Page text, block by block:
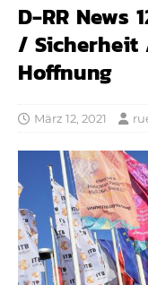
D-RR News
/
Hoffnung
März 12, 2021